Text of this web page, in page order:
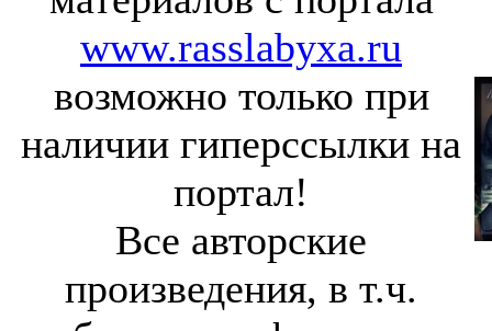
www.rasslabyxa.ru
возможно только при
наличии гиперссылки на
портал!
Все авторские
произведения, в т.ч.